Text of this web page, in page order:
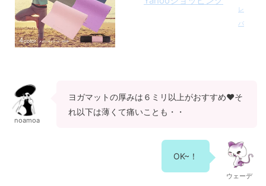
レ
バ
noamoa
ヨガマットの厚みは６ミリ以上がおすすめ♥そ
れ以下は薄くて痛いことも・・
OK~！
ウェーデ